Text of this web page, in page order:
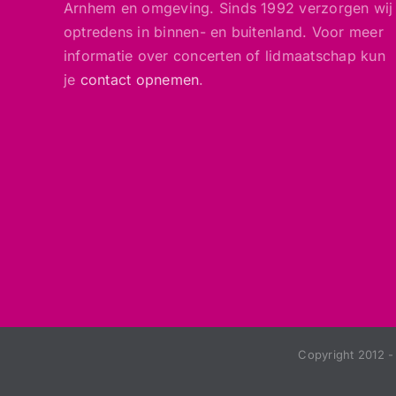
Arnhem en omgeving. Sinds 1992 verzorgen wij
optredens in binnen- en buitenland. Voor meer
informatie over concerten of lidmaatschap kun
je contact opnemen.
Copyright 2012 -